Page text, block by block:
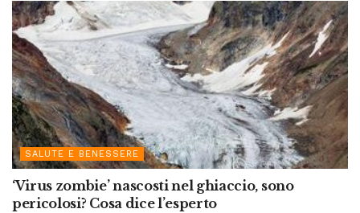
SALUTE E BENESSERE
‘Virus zombie’ nascosti nel ghiaccio, sono
pericolosi? Cosa dice l’esperto